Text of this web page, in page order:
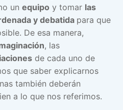
un equipo y tomar las
y debatida para que
De esa manera,
, las
de cada uno de
que saber explicarnos
también deberán
a lo que nos referimos.